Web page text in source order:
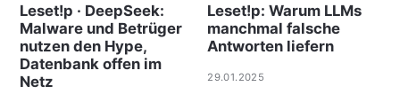
Leset!p · DeepSeek:
Malware und Betrüger
nutzen den Hype,
Datenbank offen im
Netz
Leset!p: Warum LLMs
manchmal falsche
Antworten liefern
29.01.2025